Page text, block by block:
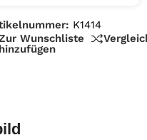
K1414
Wunschliste
hinzufügen